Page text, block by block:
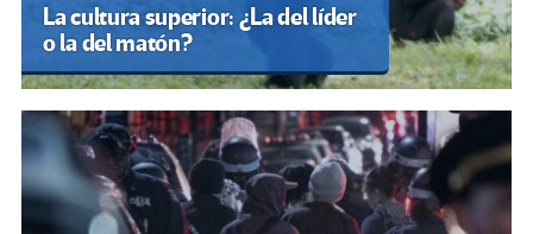
La cultura superior: ¿La del líder
o la del matón?